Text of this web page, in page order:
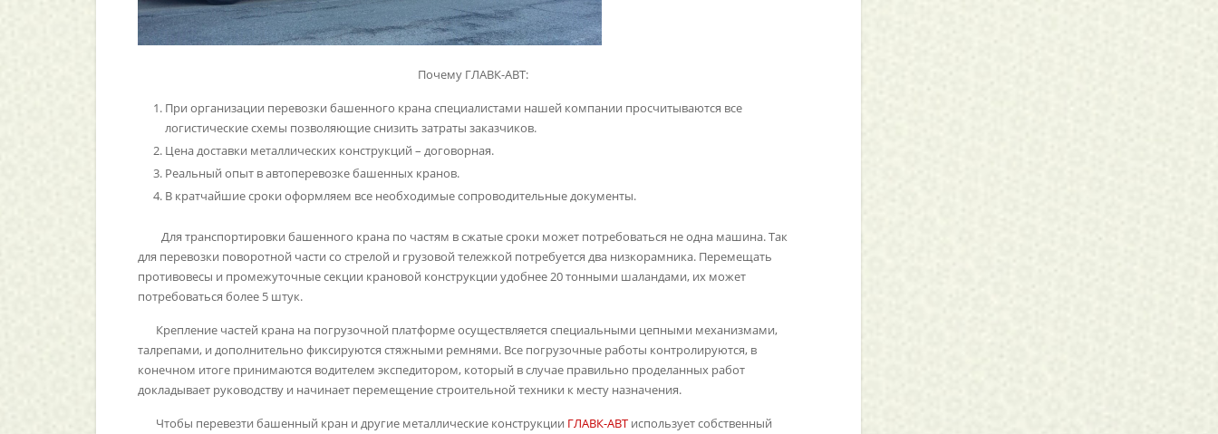
Почему ГЛАВК-АВТ:
При организации перевозки башенного крана специалистами нашей компании просчитываются все
логистические схемы позволяющие снизить затраты заказчиков.
Цена доставки металлических конструкций – договорная.
Реальный опыт в автоперевозке башенных кранов.
В кратчайшие сроки оформляем все необходимые сопроводительные документы.
Для транспортировки башенного крана по частям в сжатые сроки может потребоваться не одна машина. Так
для перевозки поворотной части со стрелой и грузовой тележкой потребуется два низкорамника. Перемещать
противовесы и промежуточные секции крановой конструкции удобнее 20 тонными шаландами, их может
потребоваться более 5 штук.
Крепление частей крана на погрузочной платформе осуществляется специальными цепными механизмами,
талрепами, и дополнительно фиксируются стяжными ремнями. Все погрузочные работы контролируются, в
конечном итоге принимаются водителем экспедитором, который в случае правильно проделанных работ
докладывает руководству и начинает перемещение строительной техники к месту назначения.
Чтобы перевезти башенный кран и другие металлические конструкции ГЛАВК-АВТиспользует собственный